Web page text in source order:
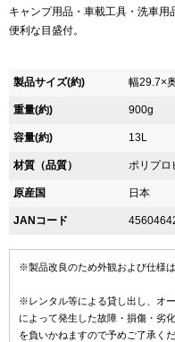
キャンプ用品・車載工具・洗車用
便利な目盛付。
製品サイズ(約) 幅29.7×
重量(約) 900g
容量(約) 13L
材質（品質） ポリプロ
原産国 日本
JANコード
※製品改良のため外観および仕様
※レンタル等による貸し出し、オ
によって発生した故障・損傷・劣
を負いかねますので予めご了承くだ